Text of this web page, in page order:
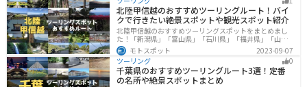
北陸甲信越のおすすめツーリングルート！バイ
クで行きたい絶景スポットや観光スポット紹介
北陸甲信越のおすすめツーリングスポットをまとめまし
た！「新潟県」「富山県」「石川県」「福井県」「山梨
県」「長野県」の各県の観光地紹介します。自然豊かな
山々や湖、温泉地が点在し、四季折々の景色を楽しめる
スポットが多数あります。バイクで北陸甲信越にツーリ
ングに行く際は参考にしてください。
モトスポット
2023-09-07
ツーリング
0
千葉県のおすすめツーリングルート3選！定番
の名所や絶景スポットまとめ